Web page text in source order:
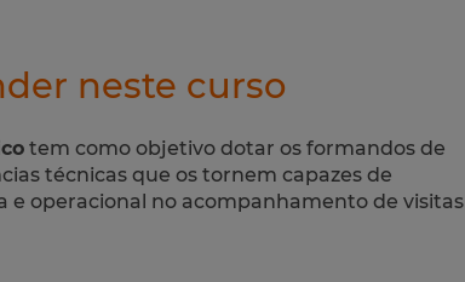
neste curso
tem como objetivo dotar os formandos de
técnicas que os tornem capazes de
e operacional no acompanhamento de visitas